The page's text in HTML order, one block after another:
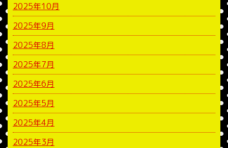
2025年10月
2025年9月
2025年8月
2025年7月
2025年6月
2025年5月
2025年4月
2025年3月